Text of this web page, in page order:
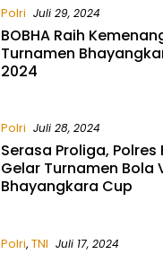
Polri Juli 29, 2024
BOBHA Raih
Turnamen
2024
Polri Juli 28, 2024
Serasa Proliga,
Gelar Turnamen Bola
Bhayangkara Cup
Polri, TNI Juli 17, 2024